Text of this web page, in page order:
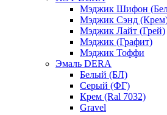
Мэджик Шифон
Мэджик Сэнд
Мэджик Лайт (Грей)
Мэджик (Графит)
Мэджик Тоффи
Эмаль DERA
Белый (БЛ)
Серый (ФГ)
Крем (Ral 7032)
Gravel